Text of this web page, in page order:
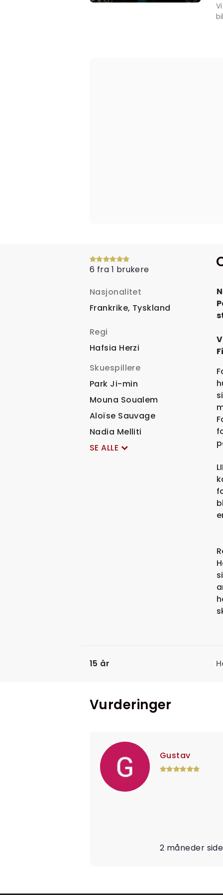
6 fra 1 brukere
Nasjonalitet
Frankrike, Tyskland
Regi
Hafsia Herzi
Skuespillere
Park Ji-min
Mouna Soualem
Aloïse Sauvage
Nadia Melliti
SE ALLE
15 år
Vurderinger
Gustav
2 måneder